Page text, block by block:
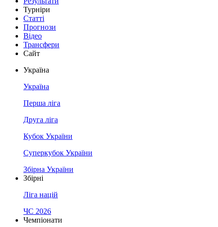
Турніри
Статті
Прогнози
Відео
Трансфери
Сайт
Україна
Україна
Перша ліга
Друга ліга
Кубок України
Суперкубок України
Збірна України
Збірні
Ліга націй
ЧС 2026
Чемпіонати